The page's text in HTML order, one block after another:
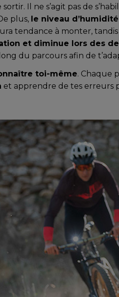
Il ne s’agit pas de
plus, le niveau
tendance à monter, tandis
et diminue lors des
du parcours afin de
toi-même. Chaque
et apprendre de tes erreurs